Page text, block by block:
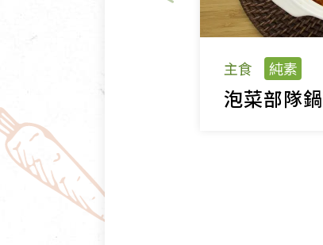
主食 純素
泡菜部隊鍋